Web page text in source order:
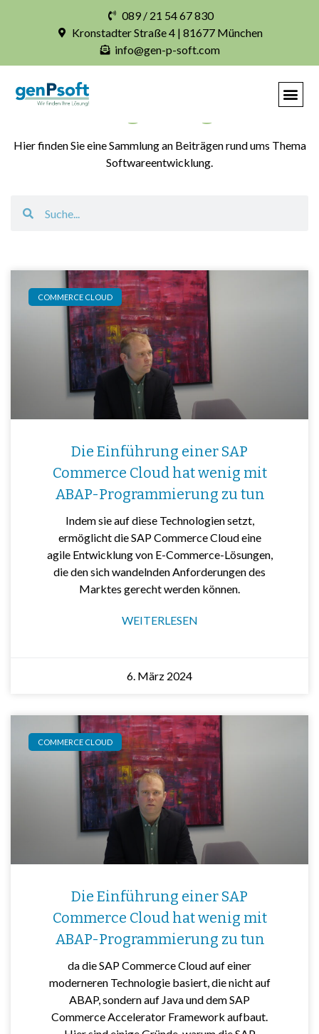
089 / 21 54 67 830
Kronstadter Straße 4 | 81677 München
info@gen-p-soft.com
Hier finden Sie eine Sammlung an Beiträgen rund ums Thema
Softwareentwicklung.
COMMERCE CLOUD
Die Einführung einer SAP
Commerce Cloud hat wenig mit
ABAP-Programmierung zu tun
Indem sie auf diese Technologien setzt,
ermöglicht die SAP Commerce Cloud eine
agile Entwicklung von E-Commerce-Lösungen,
die den sich wandelnden Anforderungen des
Marktes gerecht werden können.
WEITERLESEN
6. März 2024
COMMERCE CLOUD
Die Einführung einer SAP
Commerce Cloud hat wenig mit
ABAP-Programmierung zu tun
da die SAP Commerce Cloud auf einer
moderneren Technologie basiert, die nicht auf
ABAP, sondern auf Java und dem SAP
Commerce Accelerator Framework aufbaut.